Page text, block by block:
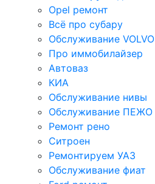
Opel ремонт
Всё про субару
Обслуживание VOLVO
Про иммобилайзер
Автоваз
КИА
Обслуживание нивы
Обслуживание ПЕЖО
Ремонт рено
Ситроен
Ремонтируем УАЗ
Обслуживание фиат